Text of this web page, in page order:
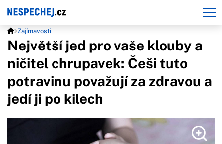
Zajímavosti
Největší jed pro vaše klouby a
ničitel chrupavek: Češi tuto
potravinu považují za zdravou a
jedí ji po kilech